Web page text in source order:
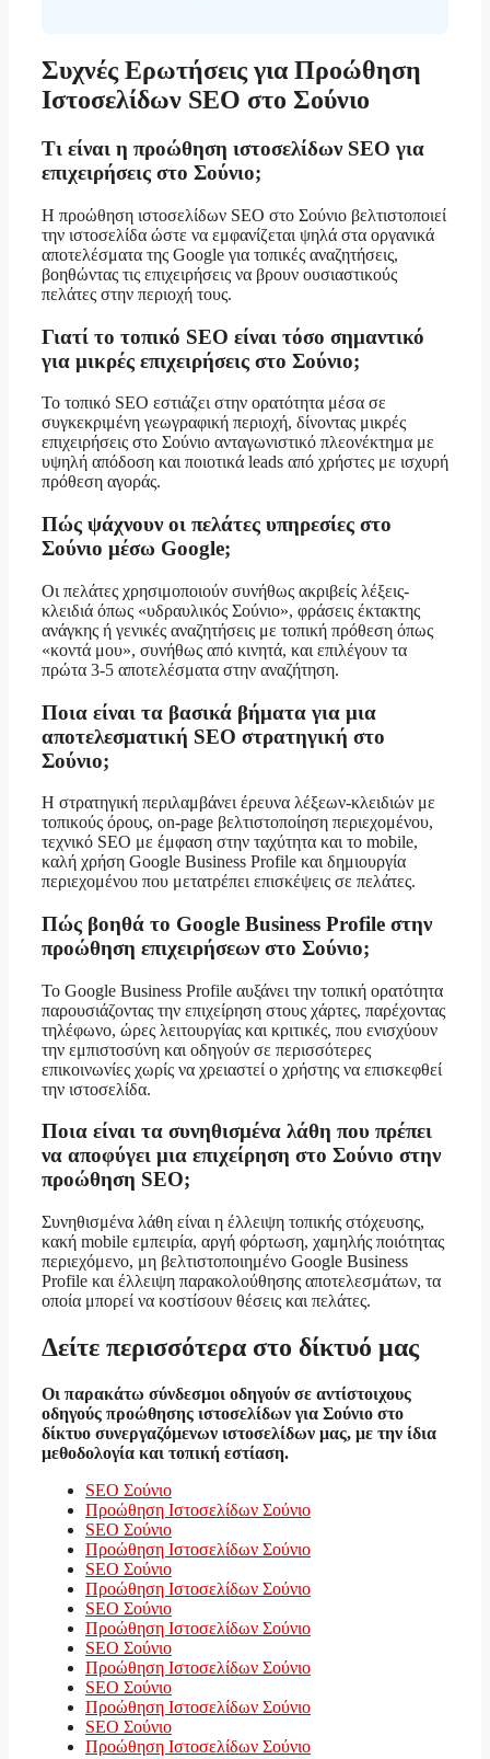
Συχνές Ερωτήσεις για Προώθηση
Ιστοσελίδων SEO στο Σούνιο
Τι είναι η προώθηση ιστοσελίδων SEO για
επιχειρήσεις στο Σούνιο;
Η προώθηση ιστοσελίδων SEO στο Σούνιο βελτιστοποιεί
την ιστοσελίδα ώστε να εμφανίζεται ψηλά στα οργανικά
αποτελέσματα της Google για τοπικές αναζητήσεις,
βοηθώντας τις επιχειρήσεις να βρουν ουσιαστικούς
πελάτες στην περιοχή τους.
Γιατί το τοπικό SEO είναι τόσο σημαντικό
για μικρές επιχειρήσεις στο Σούνιο;
Το τοπικό SEO εστιάζει στην ορατότητα μέσα σε
συγκεκριμένη γεωγραφική περιοχή, δίνοντας μικρές
επιχειρήσεις στο Σούνιο ανταγωνιστικό πλεονέκτημα με
υψηλή απόδοση και ποιοτικά leads από χρήστες με ισχυρή
πρόθεση αγοράς.
Πώς ψάχνουν οι πελάτες υπηρεσίες στο
Σούνιο μέσω Google;
Οι πελάτες χρησιμοποιούν συνήθως ακριβείς λέξεις-
κλειδιά όπως «υδραυλικός Σούνιο», φράσεις έκτακτης
ανάγκης ή γενικές αναζητήσεις με τοπική πρόθεση όπως
«κοντά μου», συνήθως από κινητά, και επιλέγουν τα
πρώτα 3-5 αποτελέσματα στην αναζήτηση.
Ποια είναι τα βασικά βήματα για μια
αποτελεσματική SEO στρατηγική στο
Σούνιο;
Η στρατηγική περιλαμβάνει έρευνα λέξεων-κλειδιών με
τοπικούς όρους, on-page βελτιστοποίηση περιεχομένου,
τεχνικό SEO με έμφαση στην ταχύτητα και το mobile,
καλή χρήση Google Business Profile και δημιουργία
περιεχομένου που μετατρέπει επισκέψεις σε πελάτες.
Πώς βοηθά το Google Business Profile στην
προώθηση επιχειρήσεων στο Σούνιο;
Το Google Business Profile αυξάνει την τοπική ορατότητα
παρουσιάζοντας την επιχείρηση στους χάρτες, παρέχοντας
τηλέφωνο, ώρες λειτουργίας και κριτικές, που ενισχύουν
την εμπιστοσύνη και οδηγούν σε περισσότερες
επικοινωνίες χωρίς να χρειαστεί ο χρήστης να επισκεφθεί
την ιστοσελίδα.
Ποια είναι τα συνηθισμένα λάθη που πρέπει
να αποφύγει μια επιχείρηση στο Σούνιο στην
προώθηση SEO;
Συνηθισμένα λάθη είναι η έλλειψη τοπικής στόχευσης,
κακή mobile εμπειρία, αργή φόρτωση, χαμηλής ποιότητας
περιεχόμενο, μη βελτιστοποιημένο Google Business
Profile και έλλειψη παρακολούθησης αποτελεσμάτων, τα
οποία μπορεί να κοστίσουν θέσεις και πελάτες.
Δείτε περισσότερα στο δίκτυό μας
Οι παρακάτω σύνδεσμοι οδηγούν σε αντίστοιχους
οδηγούς προώθησης ιστοσελίδων για Σούνιο στο
δίκτυο συνεργαζόμενων ιστοσελίδων μας, με την ίδια
μεθοδολογία και τοπική εστίαση.
SEO Σούνιο
Προώθηση Ιστοσελίδων Σούνιο
SEO Σούνιο
Προώθηση Ιστοσελίδων Σούνιο
SEO Σούνιο
Προώθηση Ιστοσελίδων Σούνιο
SEO Σούνιο
Προώθηση Ιστοσελίδων Σούνιο
SEO Σούνιο
Προώθηση Ιστοσελίδων Σούνιο
SEO Σούνιο
Προώθηση Ιστοσελίδων Σούνιο
SEO Σούνιο
Προώθηση Ιστοσελίδων Σούνιο